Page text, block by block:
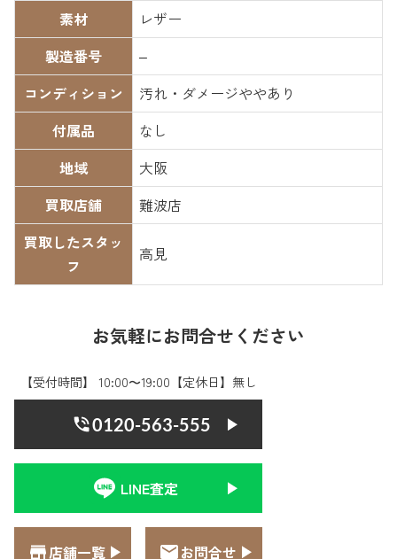
素材
レザー
製造番号
–
コンディション
汚れ・ダメージややあり
付属品
なし
地域
大阪
買取店舗
難波店
買取したスタッ
フ
高見
お気軽にお問合せください
【受付時間】 10:00〜19:00【定休日】無し
0120-563-555
LINE査定
店舗一覧 お問合せ